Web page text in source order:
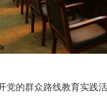
的群众路线教育实践